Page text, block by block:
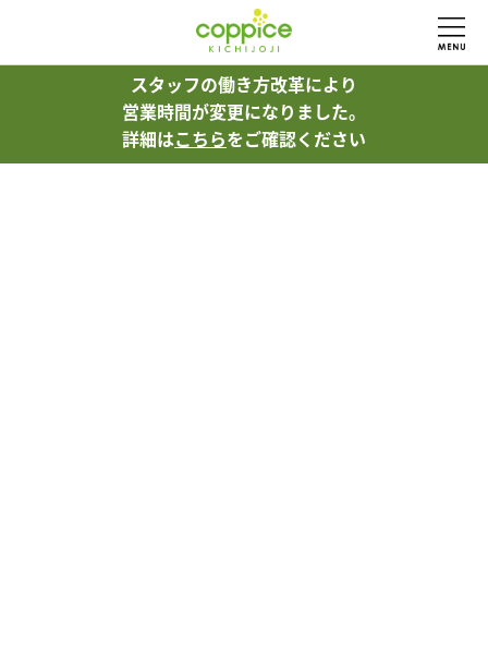
スタッフの働き方改革により
営業時間が変更になりました。
詳細はこちらをご確認ください